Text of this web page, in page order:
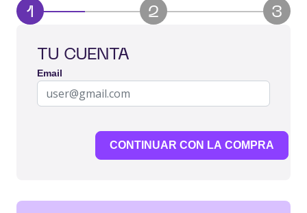
1 2 3
TU CUENTA
Email
CONTINUAR CON LA COMPRA